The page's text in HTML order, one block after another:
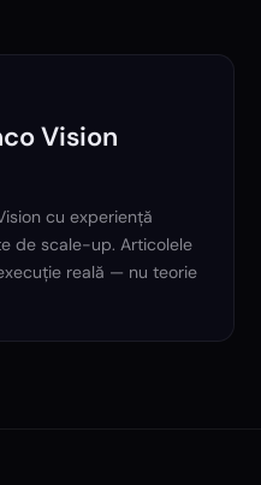
Vision
cu experiență
de scale-up. Articolele
reală — nu teorie